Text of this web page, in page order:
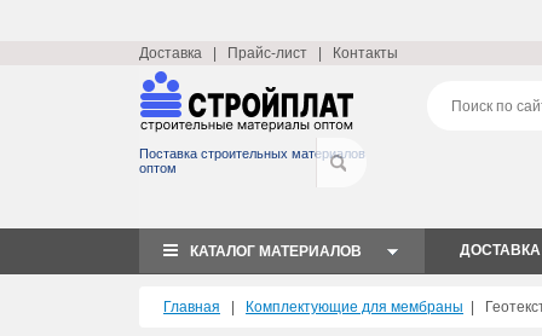
Доставка Прайс-лист Контакты
Поставка строительных материалов
оптом
КАТАЛОГ МАТЕРИАЛОВ ДОСТАВКА
Главная Комплектующие для мембраны